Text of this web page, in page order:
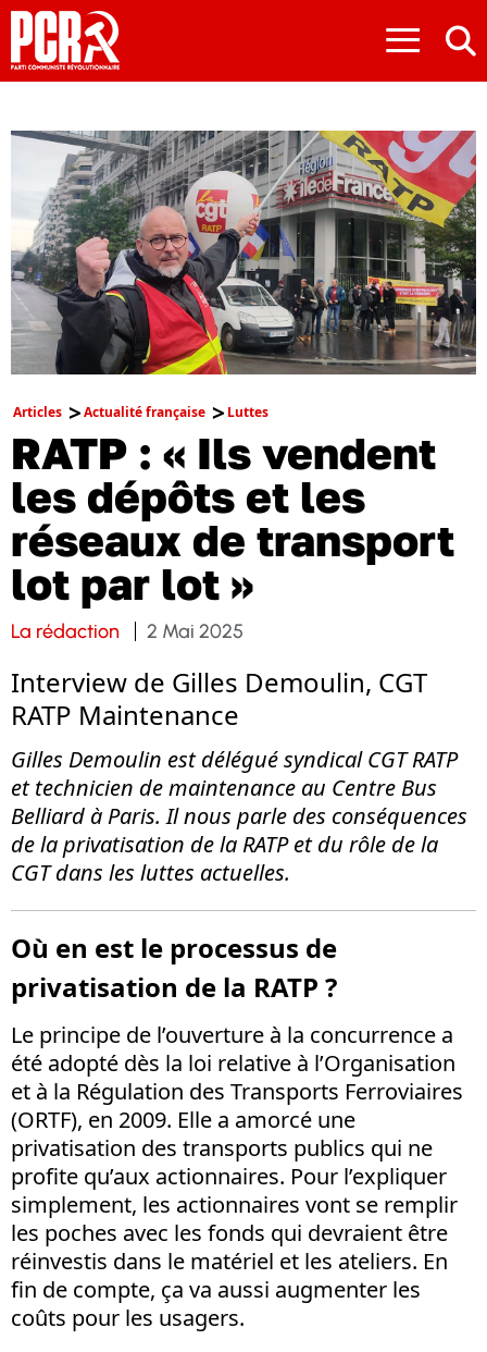
≡
Articles Actualité française Luttes
RATP : « Ils vendent
les dépôts et les
réseaux de transport
lot par lot »
La rédaction 2 Mai 2025
Interview de Gilles Demoulin, CGT
RATP Maintenance
Gilles Demoulin est délégué syndical CGT RATP
et technicien de maintenance au Centre Bus
Belliard à Paris. Il nous parle des conséquences
de la privatisation de la RATP et du rôle de la
CGT dans les luttes actuelles.
Où en est le processus de
privatisation de la RATP ?
Le principe de l’ouverture à la concurrence a
été adopté dès la loi relative à l’Organisation
et à la Régulation des Transports Ferroviaires
(ORTF), en 2009. Elle a amorcé une
privatisation des transports publics qui ne
profite qu’aux actionnaires. Pour l’expliquer
simplement, les actionnaires vont se remplir
les poches avec les fonds qui devraient être
réinvestis dans le matériel et les ateliers. En
fin de compte, ça va aussi augmenter les
coûts pour les usagers.